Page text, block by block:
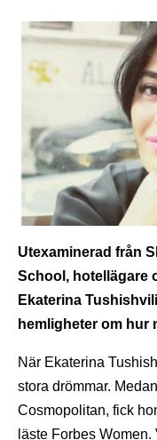
Utexaminerad från
School, hotellägare
Ekaterina
hemligheter om hur
När Ekaterina
stora drömmar.
Cosmopolitan, fick
läste Forbes